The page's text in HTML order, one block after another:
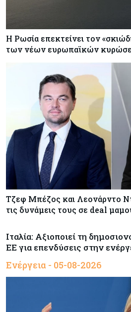
Η Ρωσία επεκτείνει τον
των νέων ευρωπαϊκών
Τζεφ Μπέζος και Λεονάρντο
τις δυνάμεις τους σε deal
Ιταλία: Αξιοποιεί τη
ΕΕ για επενδύσεις στην
Ενέργεια - 05-08-2026